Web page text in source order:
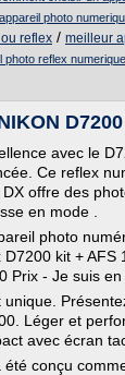
photo
reflex / meilleur
photo reflex numerique
D7200
avec le
Ce reflex
offre des
en mode .
photo
kit + AFS
Prix - Je suis en
unique.
Léger et
avec écran
conçu